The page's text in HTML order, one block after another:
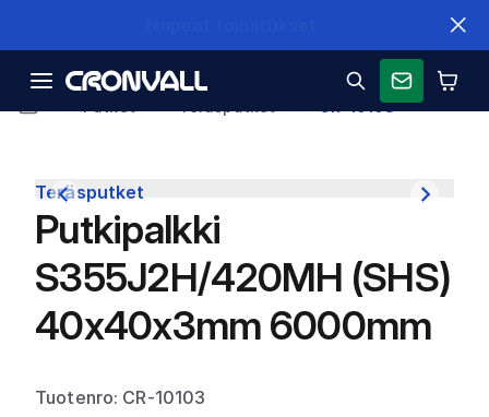
CR-10103
Teräsputket
Putkipalkki
S355J2H/420MH (SHS)
40x40x3mm 6000mm
Tuotenro: CR-10103